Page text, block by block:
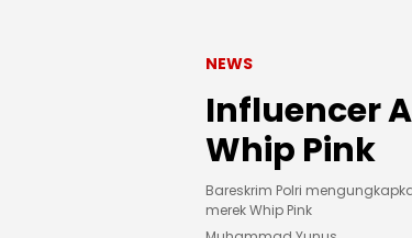
NEWS
Influencer
Whip Pink
Bareskrim Polri
merek Whip Pink